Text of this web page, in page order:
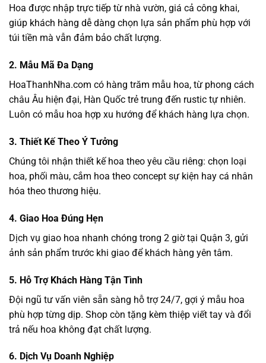
Hoa được nhập trực tiếp từ nhà vườn, giá cả công khai,
giúp khách hàng dễ dàng chọn lựa sản phẩm phù hợp với
túi tiền mà vẫn đảm bảo chất lượng.
2. Mẫu Mã Đa Dạng
HoaThanhNha.com có hàng trăm mẫu hoa, từ phong cách
châu Âu hiện đại, Hàn Quốc trẻ trung đến rustic tự nhiên.
Luôn có mẫu hoa hợp xu hướng để khách hàng lựa chọn.
3. Thiết Kế Theo Ý Tưởng
Chúng tôi nhận thiết kế hoa theo yêu cầu riêng: chọn loại
hoa, phối màu, cắm hoa theo concept sự kiện hay cá nhân
hóa theo thương hiệu.
4. Giao Hoa Đúng Hẹn
Dịch vụ giao hoa nhanh chóng trong 2 giờ tại Quận 3, gửi
ảnh sản phẩm trước khi giao để khách hàng yên tâm.
5. Hỗ Trợ Khách Hàng Tận Tình
Đội ngũ tư vấn viên sẵn sàng hỗ trợ 24/7, gợi ý mẫu hoa
phù hợp từng dịp. Shop còn tặng kèm thiệp viết tay và đổi
trả nếu hoa không đạt chất lượng.
6. Dịch Vụ Doanh Nghiệp